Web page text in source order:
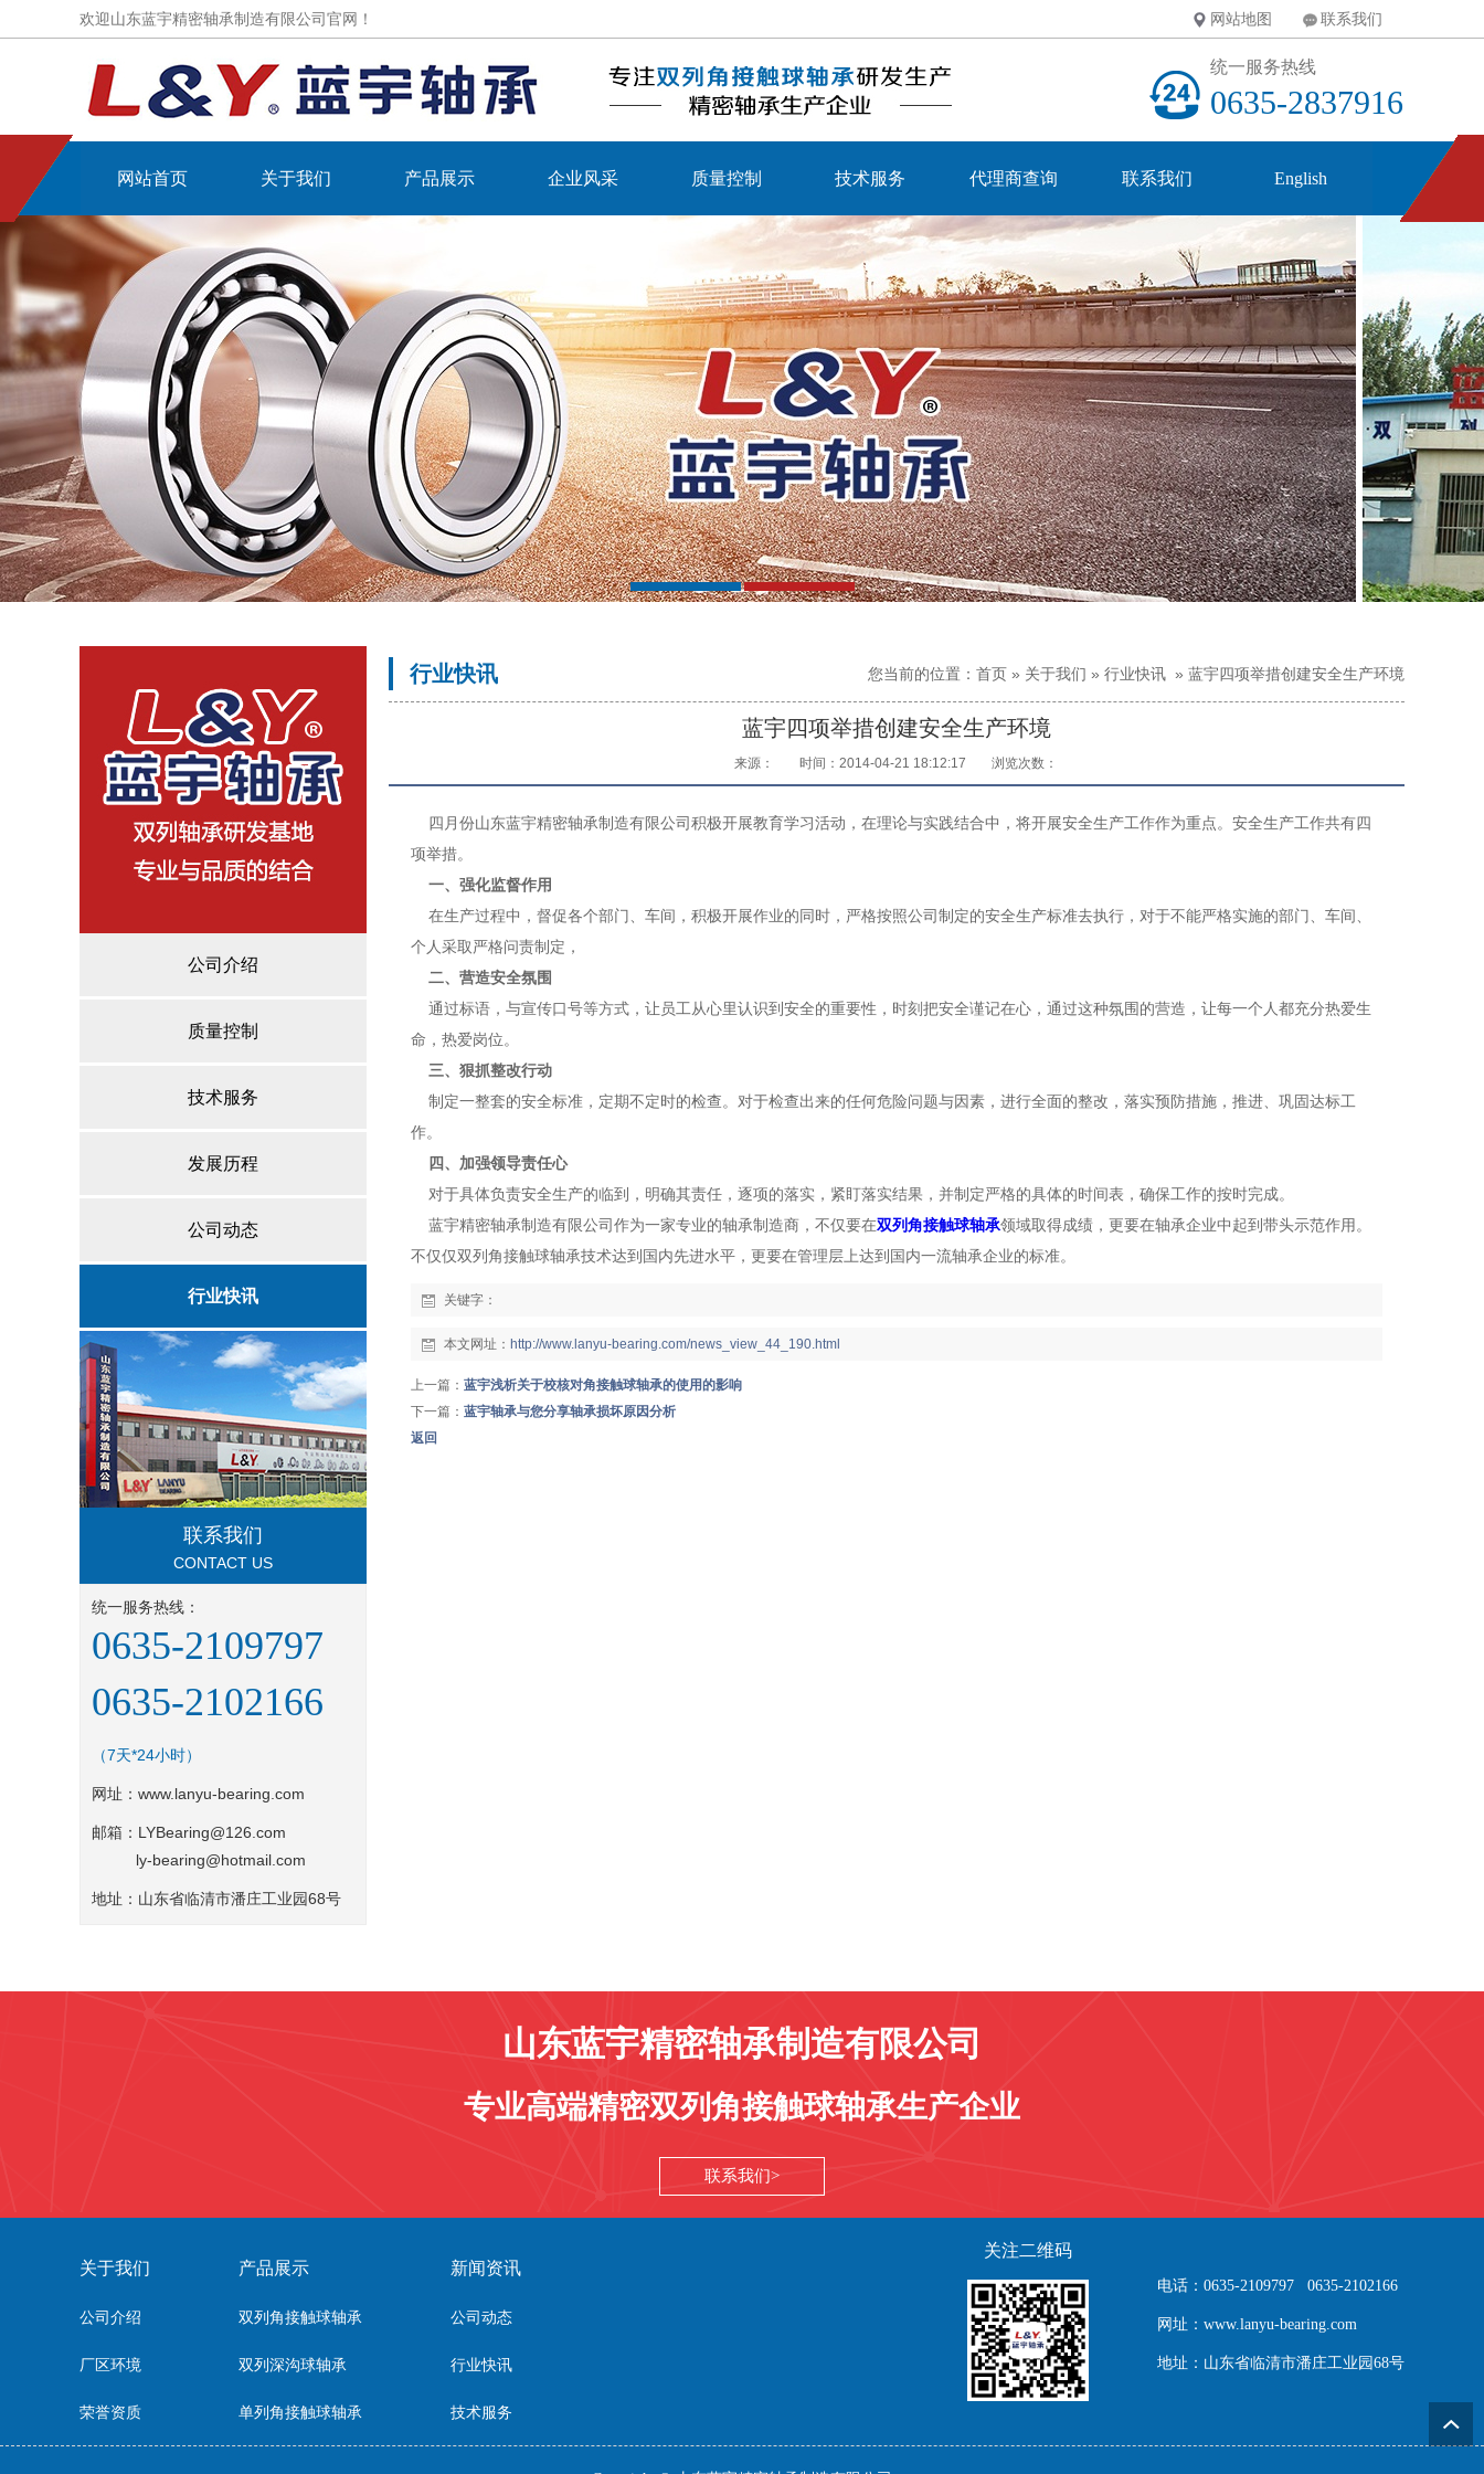
欢迎山东蓝宇精密轴承制造有限公司官网！ 网站地图 联系我们
统一服务热线
0635-2837916
网站首页 关于我们 产品展示 企业风采 质量控制 技术服务 代理商查询 联系我们 English
公司介绍
质量控制
技术服务
发展历程
公司动态
行业快讯
联系我们
CONTACT US
统一服务热线：
0635-2109797
0635-2102166
（7天*24小时）
网址： www.lanyu-bearing.com
邮箱：LYBearing@126.com
ly-bearing@hotmail.com
地址：山东省临清市潘庄工业园68号
行业快讯 您当前的位置： 首页 » 关于我们 » 行业快讯 » 蓝宇四项举措创建安全生产环境
蓝宇四项举措创建安全生产环境
来源： 时间：2014-04-21 18:12:17 浏览次数：
四月份山东蓝宇精密轴承制造有限公司积极开展教育学习活动，在理论与实践结合中，将开展安全生产工作作为重点。安全生产工作共有四
项举措。
一、强化监督作用
在生产过程中，督促各个部门、车间，积极开展作业的同时，严格按照公司制定的安全生产标准去执行，对于不能严格实施的部门、车间、
个人采取严格问责制定，
二、营造安全氛围
通过标语，与宣传口号等方式，让员工从心里认识到安全的重要性，时刻把安全谨记在心，通过这种氛围的营造，让每一个人都充分热爱生
命，热爱岗位。
三、狠抓整改行动
制定一整套的安全标准，定期不定时的检查。对于检查出来的任何危险问题与因素，进行全面的整改，落实预防措施，推进、巩固达标工
作。
四、加强领导责任心
对于具体负责安全生产的临到，明确其责任，逐项的落实，紧盯落实结果，并制定严格的具体的时间表，确保工作的按时完成。
蓝宇精密轴承制造有限公司作为一家专业的轴承制造商，不仅要在双列角接触球轴承领域取得成绩，更要在轴承企业中起到带头示范作用。
不仅仅双列角接触球轴承技术达到国内先进水平，更要在管理层上达到国内一流轴承企业的标准。
关键字：
本文网址： http://www.lanyu-bearing.com/news_view_44_190.html
上一篇： 蓝宇浅析关于校核对角接触球轴承的使用的影响
下一篇： 蓝宇轴承与您分享轴承损坏原因分析
返回
山东蓝宇精密轴承制造有限公司
专业高端精密双列角接触球轴承生产企业
联系我们
关于我们
公司介绍
厂区环境
荣誉资质
产品展示
双列角接触球轴承
双列深沟球轴承
单列角接触球轴承
新闻资讯
公司动态
行业快讯
技术服务
关注二维码
电话：0635-2109797 0635-2102166
网址：www.lanyu-bearing.com
地址：山东省临清市潘庄工业园68号